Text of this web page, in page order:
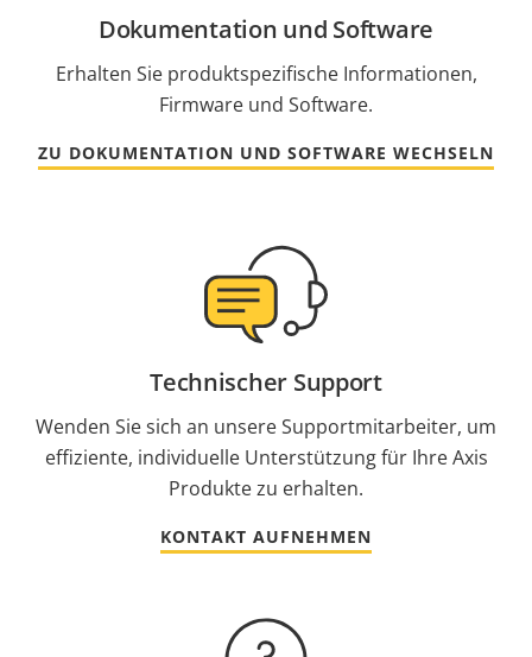
Dokumentation und Software
Erhalten Sie produktspezifische Informationen,
Firmware und Software.
ZU DOKUMENTATION UND SOFTWARE WECHSELN
Technischer Support
Wenden Sie sich an unsere Supportmitarbeiter, um
effiziente, individuelle Unterstützung für Ihre Axis
Produkte zu erhalten.
KONTAKT AUFNEHMEN